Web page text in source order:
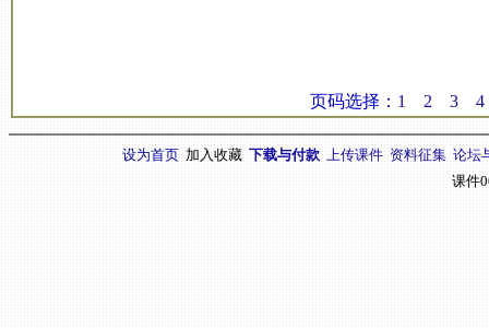
页码选择： 1 2 3 4
设为首页 加入收藏 下载与付款 上传课件 资料征集 论坛
课件